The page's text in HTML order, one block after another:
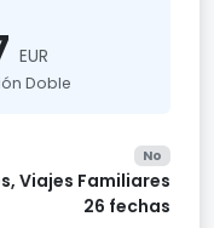
EUR
Doble
No
Viajes Familiares
26 fechas